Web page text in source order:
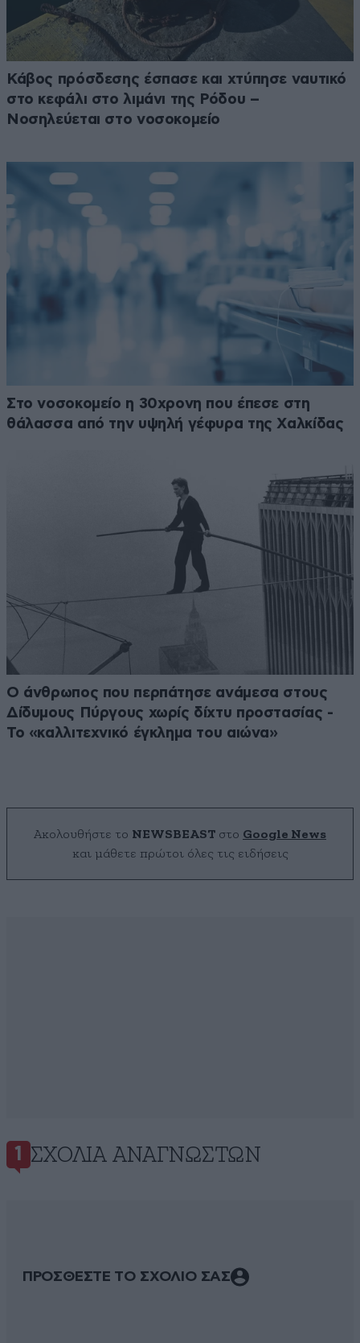
Κάβος πρόσδεσης έσπασε και χτύπησε ναυτικό
στο κεφάλι στο λιμάνι της Ρόδου –
Νοσηλεύεται στο νοσοκομείο
Στο νοσοκομείο η 30χρονη που έπεσε στη
θάλασσα από την υψηλή γέφυρα της Χαλκίδας
Ο άνθρωπος που περπάτησε ανάμεσα στους
Δίδυμους Πύργους χωρίς δίχτυ προστασίας -
Το «καλλιτεχνικό έγκλημα του αιώνα»
Ακολουθήστε το NEWSBEAST στο Google News
και μάθετε πρώτοι όλες τις ειδήσεις
1 ΣΧΌΛΙΑ ΑΝΑΓΝΩΣΤΏΝ
ΠΡΟΣΘΕΣΤΕ ΤΟ ΣΧΟΛΙΟ ΣΑΣ